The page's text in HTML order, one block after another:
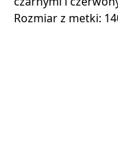
Rozmiar z metki: